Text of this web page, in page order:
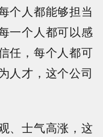
个人都能够担当
一个人都可以感
任，每个人都可
人才，这个公司
、士气高涨，这